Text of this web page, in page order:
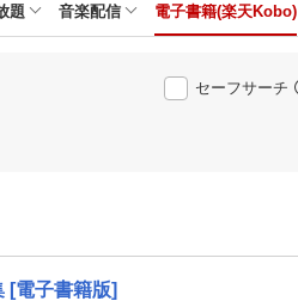
題 音楽配信 電子書籍(楽天Kobo)
セーフサーチ
[電子書籍版]